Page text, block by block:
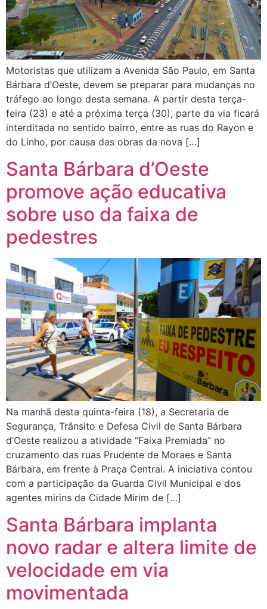
Motoristas que utilizam a Avenida São Paulo, em Santa
Bárbara d’Oeste, devem se preparar para mudanças no
tráfego ao longo desta semana. A partir desta terça-
feira (23) e até a próxima terça (30), parte da via ficará
interditada no sentido bairro, entre as ruas do Rayon e
do Linho, por causa das obras da nova […]
Santa Bárbara d’Oeste
promove ação educativa
sobre uso da faixa de
pedestres
Na manhã desta quinta-feira (18), a Secretaria de
Segurança, Trânsito e Defesa Civil de Santa Bárbara
d’Oeste realizou a atividade “Faixa Premiada” no
cruzamento das ruas Prudente de Moraes e Santa
Bárbara, em frente à Praça Central. A iniciativa contou
com a participação da Guarda Civil Municipal e dos
agentes mirins da Cidade Mirim de […]
Santa Bárbara implanta
novo radar e altera limite de
velocidade em via
movimentada